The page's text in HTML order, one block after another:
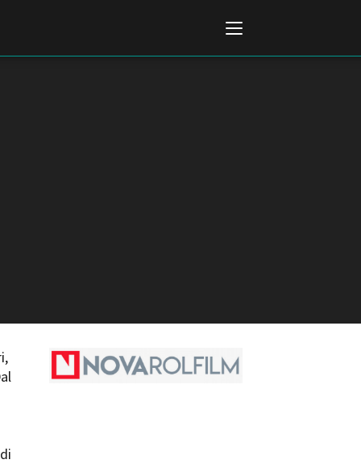
Festival - Bio to B Industry
Festival
d’Arte
Venezia
di Roma